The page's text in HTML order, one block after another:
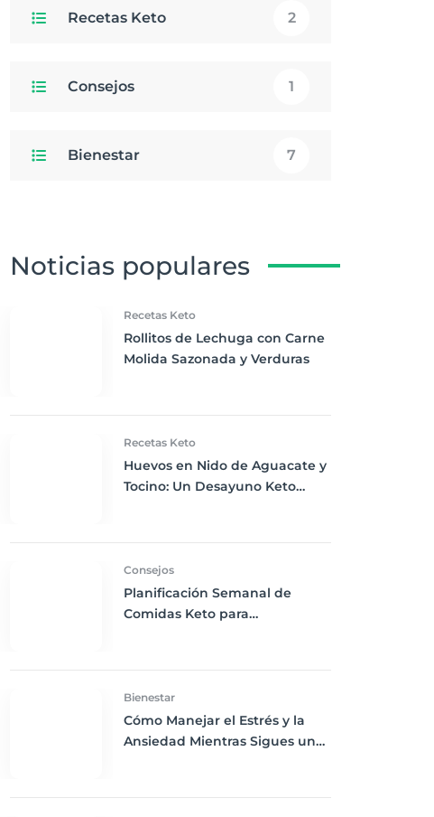
EstrategiasKeto
Recetas Keto 2
Consejos 1
Bienestar 7
Noticias populares
Recetas Keto
Rollitos de Lechuga con Carne
Molida Sazonada y Verduras
Recetas Keto
Huevos en Nido de Aguacate y
Tocino: Un Desayuno Keto
Consejos
Planificación Semanal de
Comidas Keto para
Bienestar
Cómo Manejar el Estrés y la
Ansiedad Mientras Sigues una